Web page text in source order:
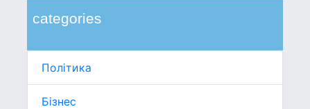
categories
Політика
Бізнес